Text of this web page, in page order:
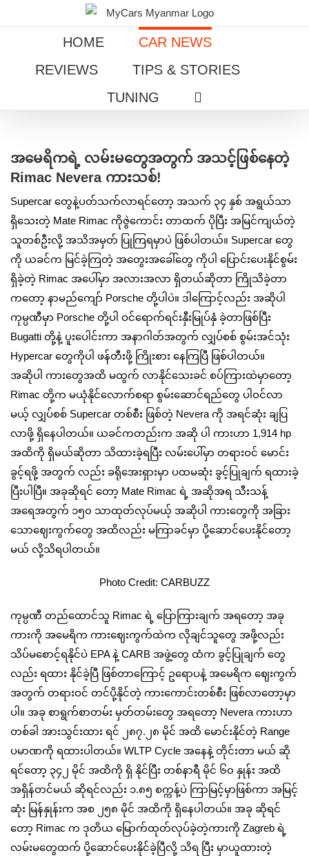
to
HOME
CAR NEWS
REVIEWS
TIPS & STORIES
TUNING
Larger
Image
အမေရိကရဲ့ လမ်းမတွေအတွက် အသင့်ဖြစ်နေတဲ့
Rimac Nevera ကားသစ်!
Supercar တွေနဲ့ပတ်သက်လာရင်တော့ အသက် ၃၄ နှစ် အရွယ်သာ
ရှိသေးတဲ့ Mate Rimac ကိုဇွဲကောင်း တာထက် ပိုပြီး အမြင်ကျယ်တဲ့
သူတစ်ဦးလို့ အသိအမှတ် ပြုကြရမှာပဲ ဖြစ်ပါတယ်။ Supercar တွေ
ကို ယခင်က မြင်ခဲ့ကြတဲ့ အတွေးအခေါ်တွေ ကိုပါ ပြောင်းပေးနိုင်စွမ်း
ရှိခဲ့တဲ့ Rimac အပေါ်မှာ အလားအလာ ရှိတယ်ဆိုတာ ကြိုသိခဲ့တာ
ကတော့ နာမည်ကျော် Porsche တို့ပါပဲ။ ဒါကြောင့်လည်း အဆိုပါ
ကုမ္ပဏီမှာ Porsche တို့ပါ ဝင်ရောက်ရင်းနှီးမြုပ်နှံ ခဲ့တာဖြစ်ပြီး
Bugatti တို့နဲ့ ပူးပေါင်းကာ အနာဂါတ်အတွက် လျှပ်စစ် စွမ်းအင်သုံး
Hypercar တွေကိုပါ ဖန်တီး‌ဖို့ ကြိုးစား နေကြပြီ ဖြစ်ပါတယ်။
အဆိုပါ ကားတွေအထိ မထွက် လာနိုင်သေးခင် စပ်ကြားထဲမှာတော့
Rimac တို့က မယုံနိုင်လောက်စရာ စွမ်းဆောင်ရည်တွေ ပါဝင်လာ
မယ့် လျှပ်စစ် Supercar တစ်စီး ဖြစ်တဲ့ Nevera ကို အရင်ဆုံး ချပြ
လာဖို့ ရှိနေပါတယ်။ ယခင်ကတည်းက အဆို ပါ ကားဟာ 1,914 hp
အထိကို ရှိမယ်ဆိုတာ သိထားခဲ့ရပြီး လမ်းပေါ်မှာ တရားဝင် မောင်း
ခွင့်ရဖို့ အတွက် လည်း ခရိုအေးရှားမှာ ပထမဆုံး ခွင့်ပြုချက် ရထားခဲ့
ပြီးပါပြီ။ အခုဆိုရင် တော့ Mate Rimac ရဲ့ အဆိုအရ သီးသန့်
အရေအတွက် ၁၅၀ သာထုတ်လုပ်မယ့် အဆိုပါ ကားတွေကို အခြား
သောဈေးကွက်တွေ အထိလည်း မကြာခင်မှာ ပို့ဆောင်ပေးနိုင်တော့
မယ် လို့သိရပါတယ်။
Photo Credit: CARBUZZ
ကုမ္ပဏီ တည်ထောင်သူ Rimac ရဲ့ ပြောကြားချက် အရတော့ အခု
ကားကို အမေရိက ကားဈေးကွက်ထဲက လိုချင်သူတွေ အဖို့လည်း
သိပ်မစောင့်ရနိုင်ပဲ EPA နဲ့ CARB အဖွဲ့တွေ ထံက ခွင့်ပြုချက် တွေ
လည်း ရထား နိုင်ခဲ့ပြီ ဖြစ်တာကြောင့် ဥရောပနဲ့ အမေရိက ဈေးကွက်
အတွက် တရားဝင် တင်ပို့နိုင်တဲ့ ကားကောင်းတစ်စီး ဖြစ်လာတော့မှာ
ပါ။ အခု စာရွက်စာတမ်း မှတ်တမ်းတွေ အရတော့ Nevera ကားဟာ
တစ်ခါ အားသွင်းထား ရင် ၂၈၇.၂၈ မိုင် အထိ မောင်းနိုင်တဲ့ Range
ပမာဏကို ရထားပါတယ်။ WLTP Cycle အနေနဲ့ တိုင်းတာ မယ် ဆို
ရင်တော့ ၃၄၂ မိုင် အထိကို ရှိ နိုင်ပြီး တစ်နာရီ မိုင် ၆၀ နှုန်း အထိ
အရှိန်တင်မယ် ဆိုရင်လည်း ၁.၈၅ စက္ကန့်ပဲ ကြာမြင့်မှာဖြစ်ကာ အမြင့်
ဆုံး မြန်နှုန်းက အစ ၂၅၈ မိုင် အထိကို ရှိနေပါတယ်။ အခု ဆိုရင်
တော့ Rimac က ဒုတိယ မြောက်ထုတ်လုပ်ခဲ့တဲ့ကားကို Zagreb ရဲ့
လမ်းမတွေထက် ပို့ဆောင်ပေးနိုင်ခဲ့ပြီလို့ သိရ ပြီး မှာယူထားတဲ့